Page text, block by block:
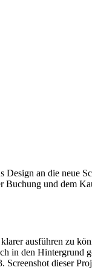
an die neue
und dem
ausführen zu
in den
dieser